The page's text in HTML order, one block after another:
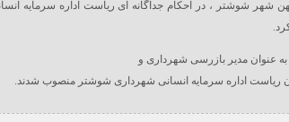
شهر شوشتر ، در احکام جداگانه ای ریاست اداره سرمایه
به عنوان مدیر بازرسی شهرداری و
ریاست اداره سرمایه انسانی شهرداری شوشتر منصوب شدند.